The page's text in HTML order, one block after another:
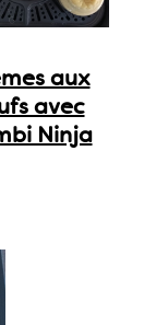
aux
avec
Ninja